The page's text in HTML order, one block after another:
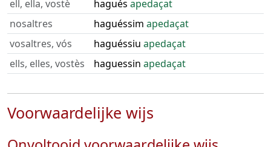
ell, ella, vostè
hagués apedaçat
nosaltres
haguéssim apedaçat
vosaltres, vós
haguéssiu apedaçat
ells, elles, vostès
haguessin apedaçat
Voorwaardelijke wijs